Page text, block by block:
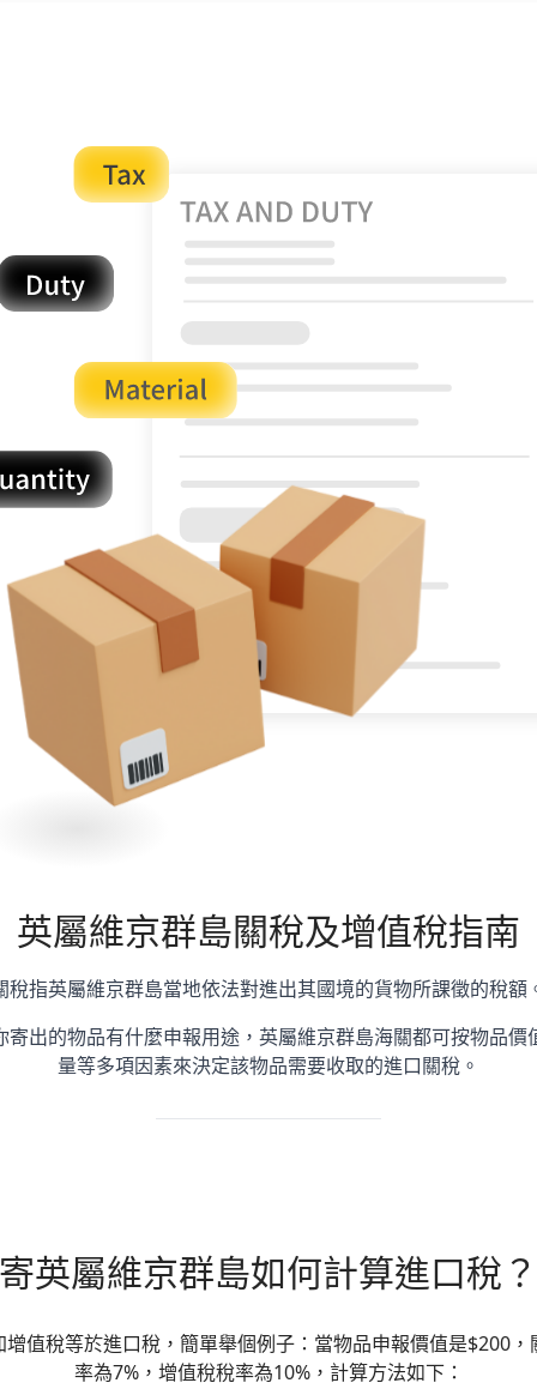
英屬維京群島關稅及增值稅指南
稅指英屬維京群島當地依法對進出其國境的貨物所課徵的稅額
寄出的物品有什麼申報用途，英屬維京群島海關都可按物品價
量等多項因素來決定該物品需要收取的進口關稅。
寄英屬維京群島如何計算進口稅？
增值稅等於進口稅，簡單舉個例子：當物品申報價值是$200，
率為7%，增值稅稅率為10%，計算方法如下：